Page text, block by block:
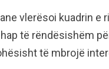
vlerësoi kuadrin e
të rëndësishëm
të mbrojë